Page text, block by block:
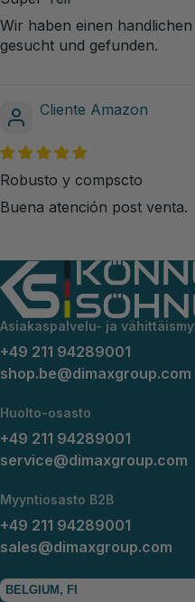
Wir haben einen
gesucht und gefunden.
Cliente Amazon
Robusto y compscto
Buena atención post venta.
Asiakaspalvelu- ja
+49 211 94289001
shop.be@dimaxgroup.com
Huolto-osasto
+49 211 94289001
service@dimaxgroup.com
Myyntiosasto B2B
+49 211 94289001
sales@dimaxgroup.com
BELGIUM, FI